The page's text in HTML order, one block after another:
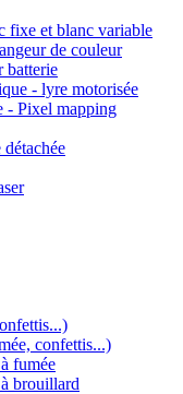
fixe et blanc variable
de couleur
batterie
- lyre motorisée
- Pixel mapping
confettis...)
fumée
brouillard